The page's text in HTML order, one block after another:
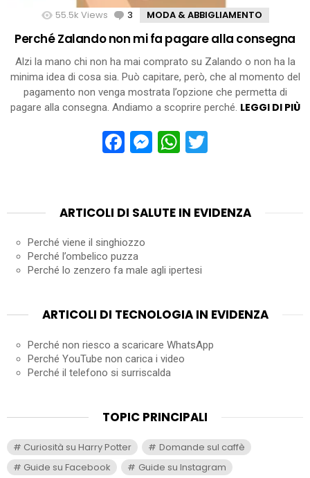
55.5k Views 3 Comments
MODA & ABBIGLIAMENTO
Perché Zalando non mi fa pagare alla consegna
Alzi la mano chi non ha mai comprato su Zalando o non ha la
minima idea di cosa sia. Può capitare, però, che al momento del
pagamento non venga mostrata l’opzione che permetta di
pagare alla consegna. Andiamo a scoprire perché. LEGGI DI PIÙ
Facebook
Messenger
WhatsApp
ARTICOLI DI SALUTE IN EVIDENZA
Perché viene il singhiozzo
Perché l’ombelico puzza
Perché lo zenzero fa male agli ipertesi
ARTICOLI DI TECNOLOGIA IN EVIDENZA
Perché non riesco a scaricare WhatsApp
Perché YouTube non carica i video
Perché il telefono si surriscalda
TOPIC PRINCIPALI
Curiosità su Harry Potter
Domande sul caffè
Guide su Facebook
Guide su Instagram